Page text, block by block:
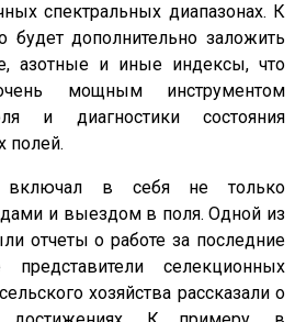
спектральных диапазонах. К
дополнительно заложить
азотные и иные индексы, что
мощным инструментом
и диагностики состояния
полей.
включал в себя не только
и выездом в поля. Одной из
отчеты о работе за последние
селекционных
хозяйства рассказали о